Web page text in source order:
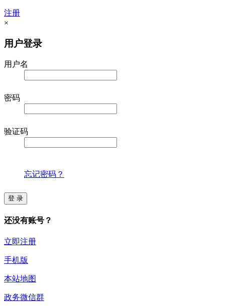
注册
×
用户登录
用户名
密码
验证码
忘记密码？
登 录
还没有账号？
立即注册
手机版
本站地图
政务微信群